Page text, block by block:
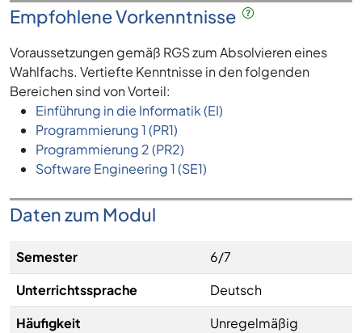
Empfohlene Vorkenntnisse
Voraussetzungen gemäß RGS zum Absolvieren eines
Wahlfachs. Vertiefte Kenntnisse in den folgenden
Bereichen sind von Vorteil:
Einführung in die Informatik (EI)
Programmierung 1 (PR1)
Programmierung 2 (PR2)
Software Engineering 1 (SE1)
Daten zum Modul
Semester
6/7
Unterrichtssprache
Deutsch
Häufigkeit
Unregelmäßig